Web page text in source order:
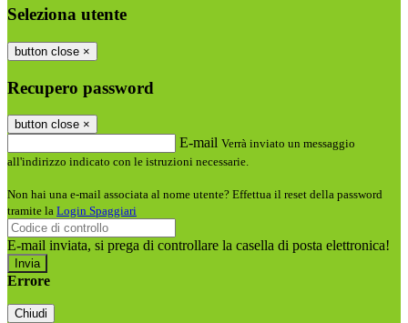
Seleziona utente
button close ×
Recupero password
button close ×
E-mail Verrà inviato un messaggio
all'indirizzo indicato con le istruzioni necessarie.
Non hai una e-mail associata al nome utente? Effettua il reset della password
tramite la Login Spaggiari
E-mail inviata, si prega di controllare la casella di posta elettronica!
Errore
Chiudi